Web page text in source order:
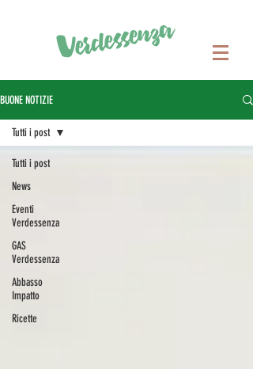
BUONE NOTIZIE
Tutti i post
News
Eventi
Verdessenza
GAS
Verdessenza
Abbasso
Impatto
Ricette
Tutti i post